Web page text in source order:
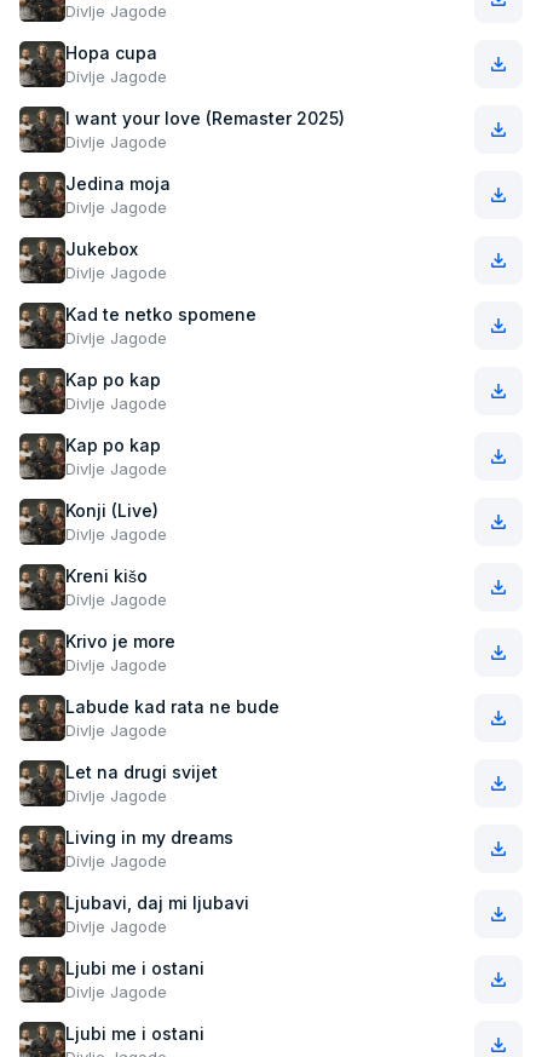
Divlje Jagode
Hopa cupa
Divlje Jagode
I want your love (Remaster 2025)
Divlje Jagode
Jedina moja
Divlje Jagode
Jukebox
Divlje Jagode
Kad te netko spomene
Divlje Jagode
Kap po kap
Divlje Jagode
Kap po kap
Divlje Jagode
Konji (Live)
Divlje Jagode
Kreni kišo
Divlje Jagode
Krivo je more
Divlje Jagode
Labude kad rata ne bude
Divlje Jagode
Let na drugi svijet
Divlje Jagode
Living in my dreams
Divlje Jagode
Ljubavi, daj mi ljubavi
Divlje Jagode
Ljubi me i ostani
Divlje Jagode
Ljubi me i ostani